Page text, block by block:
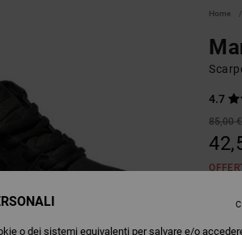
Home
4.7
85,00 €
o dei sistemi equivalenti per salvare e/o